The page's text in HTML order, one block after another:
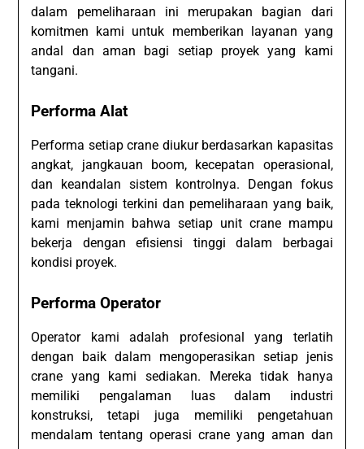
dalam pemeliharaan ini merupakan bagian dari
komitmen kami untuk memberikan layanan yang
andal dan aman bagi setiap proyek yang kami
tangani.
Performa Alat
Performa setiap crane diukur berdasarkan kapasitas
angkat, jangkauan boom, kecepatan operasional,
dan keandalan sistem kontrolnya. Dengan fokus
pada teknologi terkini dan pemeliharaan yang baik,
kami menjamin bahwa setiap unit crane mampu
bekerja dengan efisiensi tinggi dalam berbagai
kondisi proyek.
Performa Operator
Operator kami adalah profesional yang terlatih
dengan baik dalam mengoperasikan setiap jenis
crane yang kami sediakan. Mereka tidak hanya
memiliki pengalaman luas dalam industri
konstruksi, tetapi juga memiliki pengetahuan
mendalam tentang operasi crane yang aman dan